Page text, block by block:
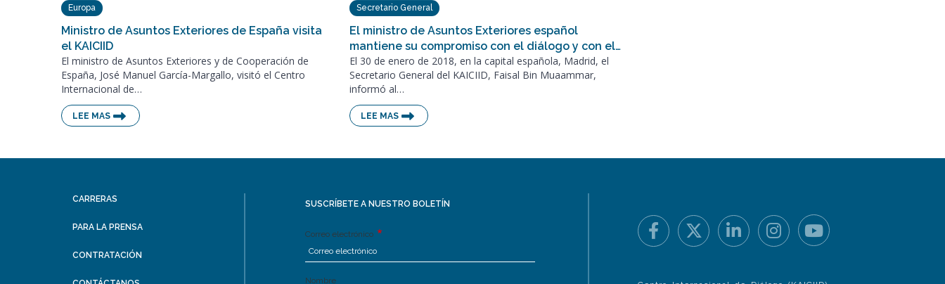
Europa
Ministro de Asuntos Exteriores de España visita
el KAICIID
El ministro de Asuntos Exteriores y de Cooperación de
España, José Manuel García-Margallo, visitó el Centro
Internacional de…
LEE MAS
Secretario General
El ministro de Asuntos Exteriores español
mantiene su compromiso con el diálogo y con el…
El 30 de enero de 2018, en la capital española, Madrid, el
Secretario General del KAICIID, Faisal Bin Muaammar,
informó al…
LEE MAS
CARRERAS
PARA LA PRENSA
CONTRATACIÓN
SUSCRÍBETE A NUESTRO BOLETÍN
Correo electrónico
Nombre